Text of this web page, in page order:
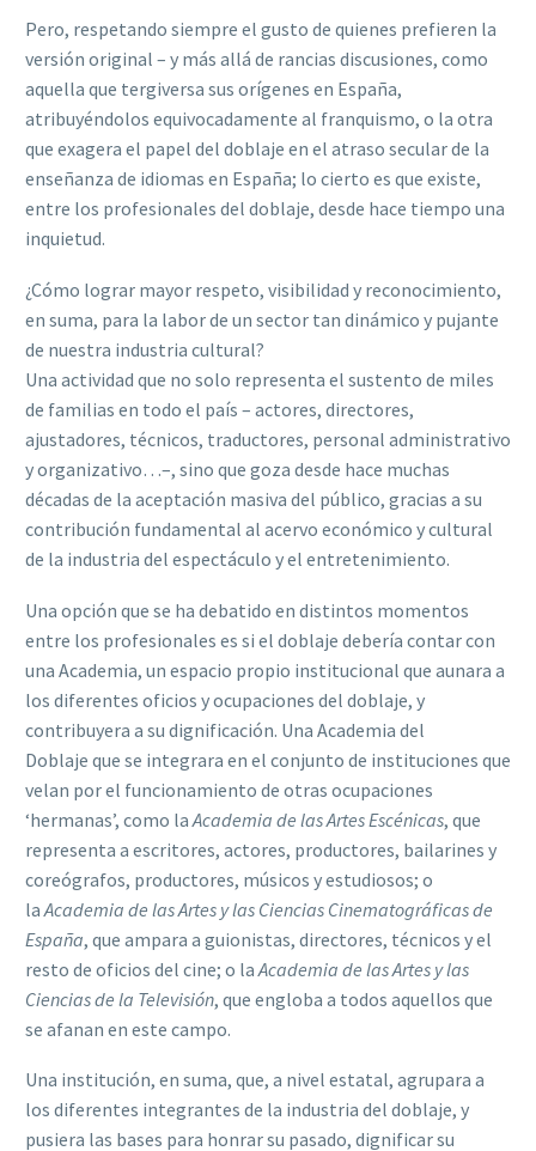
Pero, respetando siempre el gusto de quienes prefieren la
versión original – y más allá de rancias discusiones, como
aquella que tergiversa sus orígenes en España,
atribuyéndolos equivocadamente al franquismo, o la otra
que exagera el papel del doblaje en el atraso secular de la
enseñanza de idiomas en España; lo cierto es que existe,
entre los profesionales del doblaje, desde hace tiempo una
inquietud.
¿Cómo lograr mayor respeto, visibilidad y reconocimiento,
en suma, para la labor de un sector tan dinámico y pujante
de nuestra industria cultural?
Una actividad que no solo representa el sustento de miles
de familias en todo el país – actores, directores,
ajustadores, técnicos, traductores, personal administrativo
y organizativo…–, sino que goza desde hace muchas
décadas de la aceptación masiva del público, gracias a su
contribución fundamental al acervo económico y cultural
de la industria del espectáculo y el entretenimiento.
Una opción que se ha debatido en distintos momentos
entre los profesionales es si el doblaje debería contar con
una Academia, un espacio propio institucional que aunara a
los diferentes oficios y ocupaciones del doblaje, y
contribuyera a su dignificación. Una Academia del
Doblaje que se integrara en el conjunto de instituciones que
velan por el funcionamiento de otras ocupaciones
‘hermanas’, como la Academia de las Artes Escénicas, que
representa a escritores, actores, productores, bailarines y
coreógrafos, productores, músicos y estudiosos; o
la Academia de las Artes y las Ciencias Cinematográficas de
España, que ampara a guionistas, directores, técnicos y el
resto de oficios del cine; o la Academia de las Artes y las
Ciencias de la Televisión, que engloba a todos aquellos que
se afanan en este campo.
Una institución, en suma, que, a nivel estatal, agrupara a
los diferentes integrantes de la industria del doblaje, y
pusiera las bases para honrar su pasado, dignificar su